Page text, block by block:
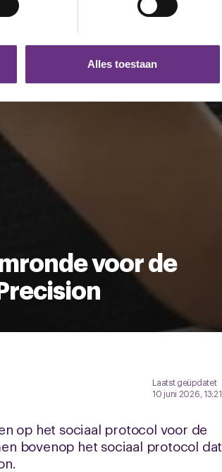
site met onze partners voor social
met andere informatie die u aan ze heeft
Alles toestaan
voor de
Laatst geüpdatet
10 juni 2026, 13:21
op het sociaal protocol voor de
bovenop het sociaal protocol dat